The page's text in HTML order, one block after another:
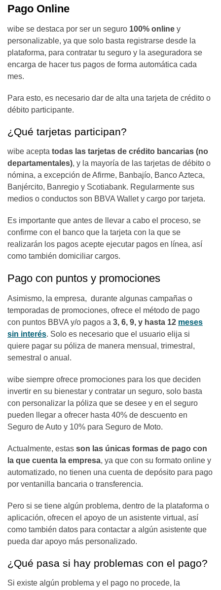
Pago Online
wibe se destaca por ser un seguro 100% online y
personalizable, ya que solo basta registrarse desde la
plataforma, para contratar tu seguro y la aseguradora se
encarga de hacer tus pagos de forma automática cada
mes.
Para esto, es necesario dar de alta una tarjeta de crédito o
débito participante.
¿Qué tarjetas participan?
wibe acepta todas las tarjetas de crédito bancarias (no
departamentales), y la mayoría de las tarjetas de débito o
nómina, a excepción de Afirme, Banbajío, Banco Azteca,
Banjército, Banregio y Scotiabank. Regularmente sus
medios o conductos son BBVA Wallet y cargo por tarjeta.
Es importante que antes de llevar a cabo el proceso, se
confirme con el banco que la tarjeta con la que se
realizarán los pagos acepte ejecutar pagos en línea, así
como también domiciliar cargos.
Pago con puntos y promociones
Asimismo, la empresa, durante algunas campañas o
temporadas de promociones, ofrece el método de pago
con puntos BBVA y/o pagos a 3, 6, 9, y hasta 12 meses
sin interés. Solo es necesario que el usuario elija si
quiere pagar su póliza de manera mensual, trimestral,
semestral o anual.
wibe siempre ofrece promociones para los que deciden
invertir en su bienestar y contratar un seguro, solo basta
con personalizar la póliza que se desee y en el seguro
pueden llegar a ofrecer hasta 40% de descuento en
Seguro de Auto y 10% para Seguro de Moto.
Actualmente, estas son las únicas formas de pago con
la que cuenta la empresa, ya que con su formato online y
automatizado, no tienen una cuenta de depósito para pago
por ventanilla bancaria o transferencia.
Pero si se tiene algún problema, dentro de la plataforma o
aplicación, ofrecen el apoyo de un asistente virtual, así
como también datos para contactar a algún asistente que
pueda dar apoyo más personalizado.
¿Qué pasa si hay problemas con el pago?
Si existe algún problema y el pago no procede, la